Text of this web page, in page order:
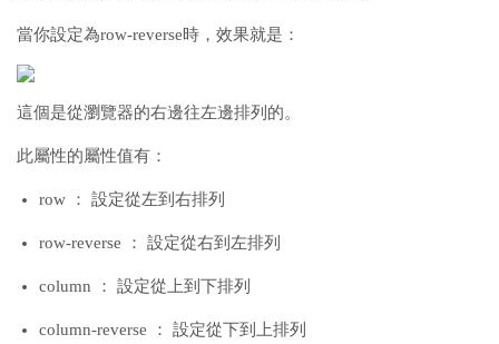
當你設定為row-reverse時，效果就是：
這個是從瀏覽器的右邊往左邊排列的。
此屬性的屬性值有：
row ： 設定從左到右排列
row-reverse ： 設定從右到左排列
column ： 設定從上到下排列
column-reverse ： 設定從下到上排列